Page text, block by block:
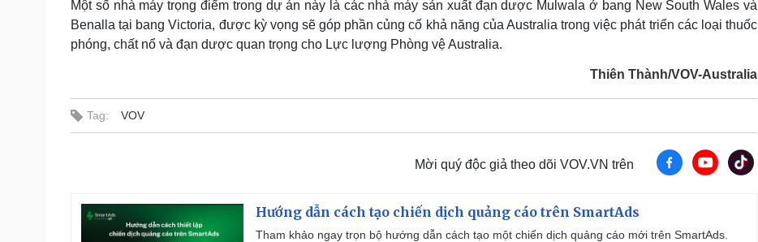
Một số nhà máy trọng điểm trong dự án này là các nhà máy sản xuất đạn dược Mulwala ở bang New South Wales và
Benalla tại bang Victoria, được kỳ vọng sẽ góp phần củng cố khả năng của Australia trong việc phát triển các loại thuốc
phóng, chất nổ và đạn dược quan trọng cho Lực lượng Phòng vệ Australia.
Thiên Thành/VOV-Australia
Tag: VOV
Mời quý độc giả theo dõi VOV.VN trên
Hướng dẫn cách tạo chiến dịch quảng cáo trên SmartAds
Tham khảo ngay trọn bộ hướng dẫn cách tạo một chiến dịch quảng cáo mới trên SmartAds.